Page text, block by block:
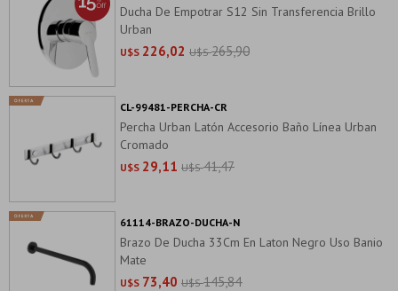
Ducha De Empotrar S12 Sin Transferencia Brillo
Urban
U$S 226,02 U$S 265,90
Percha Urban Latón Accesorio Baño Línea Urban
Cromado
U$S 29,11 U$S 41,47
CL-99481-PERCHA-CR
Brazo De Ducha 33Cm En Laton Negro Uso Banio
Mate
U$S 73,40 U$S 145,84
61114-BRAZO-DUCHA-N